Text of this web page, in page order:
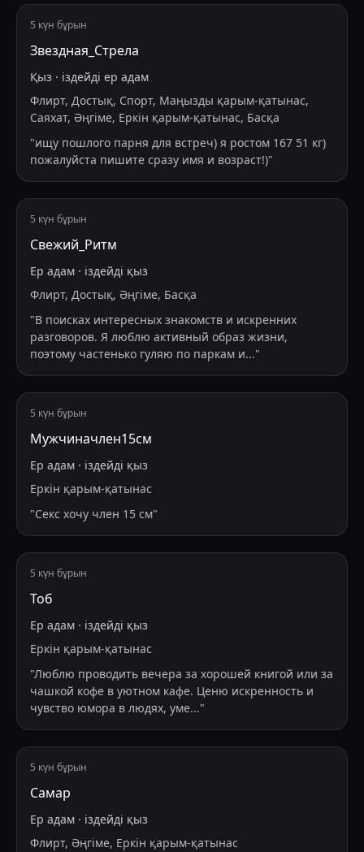
5 күн бұрын
Звездная_Стрела
Қыз · іздейді ер адам
Флирт, Достық, Спорт, Маңызды қарым-қатынас,
Саяхат, Әңгіме, Еркін қарым-қатынас, Басқа
"ищу пошлого парня для встреч) я ростом 167 51 кг)
пожалуйста пишите сразу имя и возраст!)"
5 күн бұрын
Свежий_Ритм
Ер адам · іздейді қыз
Флирт, Достық, Әңгіме, Басқа
"В поисках интересных знакомств и искренних
разговоров. Я люблю активный образ жизни,
поэтому частенько гуляю по паркам и..."
5 күн бұрын
Мужчиначлен15см
Ер адам · іздейді қыз
Еркін қарым-қатынас
"Секс хочу член 15 см"
5 күн бұрын
Тоб
Ер адам · іздейді қыз
Еркін қарым-қатынас
"Люблю проводить вечера за хорошей книгой или за
чашкой кофе в уютном кафе. Ценю искренность и
чувство юмора в людях, уме..."
5 күн бұрын
Самар
Ер адам · іздейді қыз
Флирт, Әңгіме, Еркін қарым-қатынас